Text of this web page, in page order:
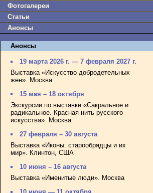
Фотогалереи
Статьи
Анонсы
Анонсы
19 марта 2026 г. — 7 февраля 2027 г.
Выставка «Искусство добродетельных
жен». Москва
15 мая – 18 октября
Экскурсии по выставке «Сакральное и
радикальное. Красная нить русского
искусства». Москва
27 февраля – 30 августа
Выставка «Иконы: старообрядцы и их
мир». Клинтон, США
10 июня – 16 августа
Выставка «Именитые люди». Москва